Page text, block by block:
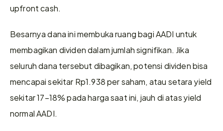
upfront cash.
Besarnya dana ini membuka ruang bagi AADI untuk
membagikan dividen dalam jumlah signifikan. Jika
seluruh dana tersebut dibagikan, potensi dividen bisa
mencapai sekitar Rp1.938 per saham, atau setara yield
sekitar 17–18% pada harga saat ini, jauh di atas yield
normal AADI.